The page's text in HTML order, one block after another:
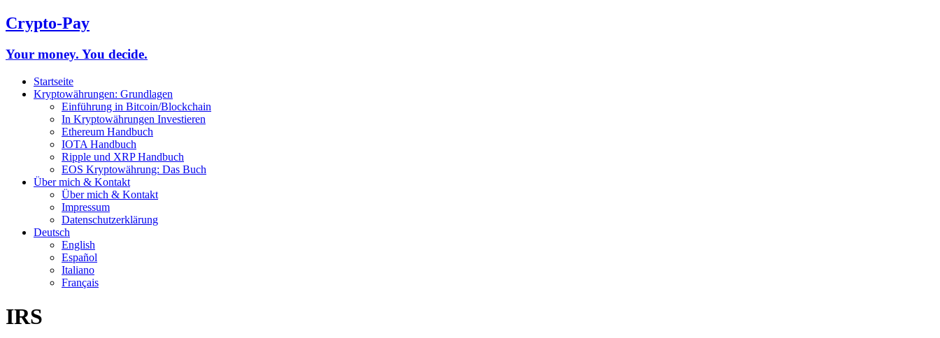
Crypto-Pay
Your money. You decide.
Startseite
Kryptowährungen: Grundlagen
Einführung in Bitcoin/Blockchain
In Kryptowährungen Investieren
Ethereum Handbuch
IOTA Handbuch
Ripple und XRP Handbuch
EOS Kryptowährung: Das Buch
Über mich & Kontakt
Über mich & Kontakt
Impressum
Datenschutzerklärung
Deutsch
English
Español
Italiano
Français
IRS